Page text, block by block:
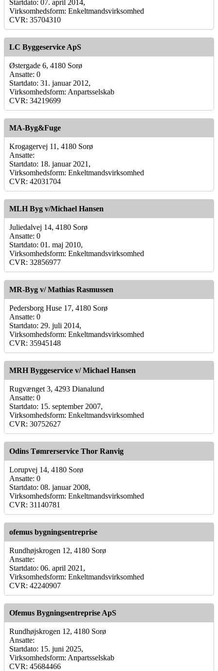
Startdato: 07. april 2014,
Virksomhedsform: Enkeltmandsvirksomhed
CVR: 35704310
LC Byggeservice ApS
Østergade 6, 4180 Sorø
Ansatte: 0
Startdato: 31. januar 2012,
Virksomhedsform: Anpartsselskab
CVR: 34219699
MA-Byg&Fuge
Krogagervej 11, 4180 Sorø
Ansatte:
Startdato: 18. januar 2021,
Virksomhedsform: Enkeltmandsvirksomhed
CVR: 42031704
MLH Byg v/Michael Hansen
Juliedalvej 14, 4180 Sorø
Ansatte: 0
Startdato: 01. maj 2010,
Virksomhedsform: Enkeltmandsvirksomhed
CVR: 32856977
MR-Byg v/ Mathias Rasmussen
Pedersborg Huse 17, 4180 Sorø
Ansatte: 0
Startdato: 29. juli 2014,
Virksomhedsform: Enkeltmandsvirksomhed
CVR: 35945148
MRH Byggeservice v/ Michael Hansen
Rugvænget 3, 4293 Dianalund
Ansatte: 0
Startdato: 15. september 2007,
Virksomhedsform: Enkeltmandsvirksomhed
CVR: 30752627
Odins Tømrerservice Thor Ranvig
Lorupvej 14, 4180 Sorø
Ansatte: 0
Startdato: 08. januar 2008,
Virksomhedsform: Enkeltmandsvirksomhed
CVR: 31140781
ofemus bygningsentreprise
Rundhøjskrogen 12, 4180 Sorø
Ansatte:
Startdato: 06. april 2021,
Virksomhedsform: Enkeltmandsvirksomhed
CVR: 42240907
Ofemus Bygningsentreprise ApS
Rundhøjskrogen 12, 4180 Sorø
Ansatte:
Startdato: 15. juni 2025,
Virksomhedsform: Anpartsselskab
CVR: 45684466